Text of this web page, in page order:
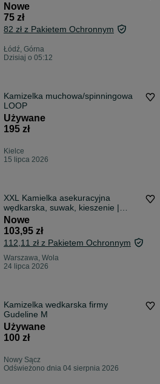
Nowe
75 zł
82 zł z Pakietem Ochronnym
Łódź, Górna
Dzisiaj o 05:12
Kamizelka muchowa/spinningowa
LOOP
Używane
195 zł
Kielce
15 lipca 2026
XXL Kamielka asekuracyjna
wędkarska, suwak, kieszenie |
Kapok na ryby moro | 50N CE atest
rozmiar XXL ponad 90kg | SUPER
CENA, SZYBKA WYSYŁKA!
Nowe
103,95 zł
112,11 zł z Pakietem Ochronnym
Warszawa, Wola
24 lipca 2026
Kamizelka wedkarska firmy
Gudeline M
Używane
100 zł
Nowy Sącz
Odświeżono dnia 04 sierpnia 2026